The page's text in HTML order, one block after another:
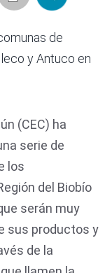
de
y Antuco en
(CEC) ha
serie de
los
del Biobío
serán muy
sus productos y
de la